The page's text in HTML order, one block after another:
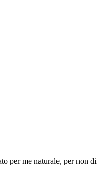
per me naturale, per